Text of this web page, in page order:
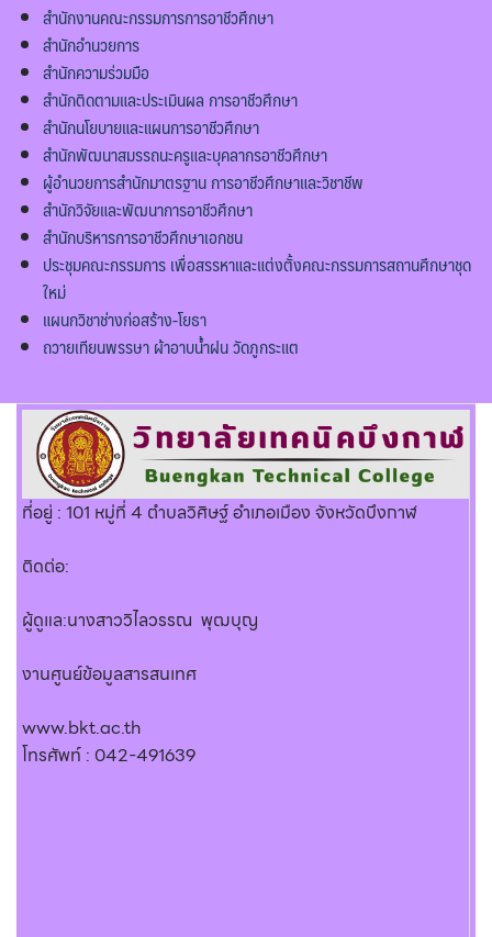
สำนักงานคณะกรรมการการอาชีวศึกษา
สำนักอำนวยการ
สำนักความร่วมมือ
สำนักติดตามและประเมินผล การอาชีวศึกษา
สำนักนโยบายและแผนการอาชีวศึกษา
สำนักพัฒนาสมรรถนะครูและบุคลากรอาชีวศึกษา
ผู้อำนวยการสำนักมาตรฐาน การอาชีวศึกษาและวิชาชีพ
สำนักวิจัยและพัฒนาการอาชีวศึกษา
สำนักบริหารการอาชีวศึกษาเอกชน
ประชุมคณะกรรมการ เพื่อสรรหาและแต่งตั้งคณะกรรมการสถานศึกษาชุด
ใหม่
แผนกวิชาช่างก่อสร้าง-โยธา
ถวายเทียนพรรษา ผ้าอาบน้ำฝน วัดภูกระแต
ที่อยู่ : 101 หมู่ที่ 4 ตำบลวิศิษฐ์ อำเภอเมือง จังหวัดบึงกาฬ
ติดต่อ:
ผู้ดูแล:นางสาววิไลวรรณ พุฒบุญ
งานศูนย์ข้อมูลสารสนเทศ
www.bkt.ac.th
โทรศัพท์ : 042-491639